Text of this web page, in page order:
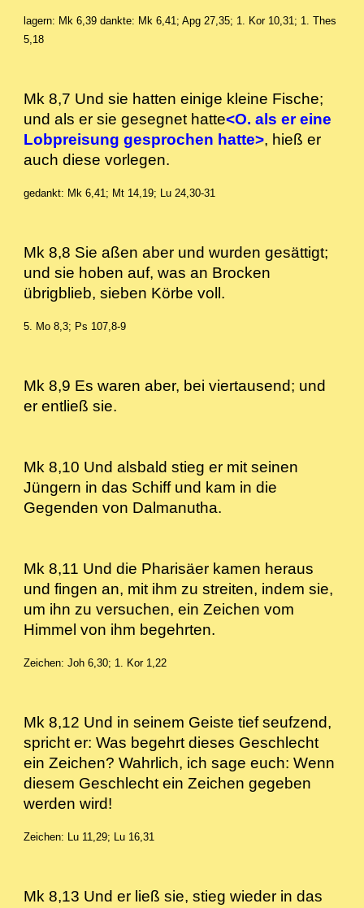
lagern: Mk 6,39 dankte: Mk 6,41; Apg 27,35; 1. Kor 10,31; 1. Thes
5,18
Mk 8,7 Und sie hatten einige kleine Fische;
und als er sie gesegnet hatte<O. als er eine
Lobpreisung gesprochen hatte>, hieß er
auch diese vorlegen.
gedankt: Mk 6,41; Mt 14,19; Lu 24,30-31
Mk 8,8 Sie aßen aber und wurden gesättigt;
und sie hoben auf, was an Brocken
übrigblieb, sieben Körbe voll.
5. Mo 8,3; Ps 107,8-9
Mk 8,9 Es waren aber, bei viertausend; und
er entließ sie.
Mk 8,10 Und alsbald stieg er mit seinen
Jüngern in das Schiff und kam in die
Gegenden von Dalmanutha.
Mk 8,11 Und die Pharisäer kamen heraus
und fingen an, mit ihm zu streiten, indem sie,
um ihn zu versuchen, ein Zeichen vom
Himmel von ihm begehrten.
Zeichen: Joh 6,30; 1. Kor 1,22
Mk 8,12 Und in seinem Geiste tief seufzend,
spricht er: Was begehrt dieses Geschlecht
ein Zeichen? Wahrlich, ich sage euch: Wenn
diesem Geschlecht ein Zeichen gegeben
werden wird!
Zeichen: Lu 11,29; Lu 16,31
Mk 8,13 Und er ließ sie, stieg wieder in das